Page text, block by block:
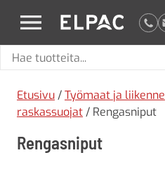
elpac.fi
Hae
Etusivu /Työmaat ja liikenne
raskassuojat / Rengasniput
Rengasniput